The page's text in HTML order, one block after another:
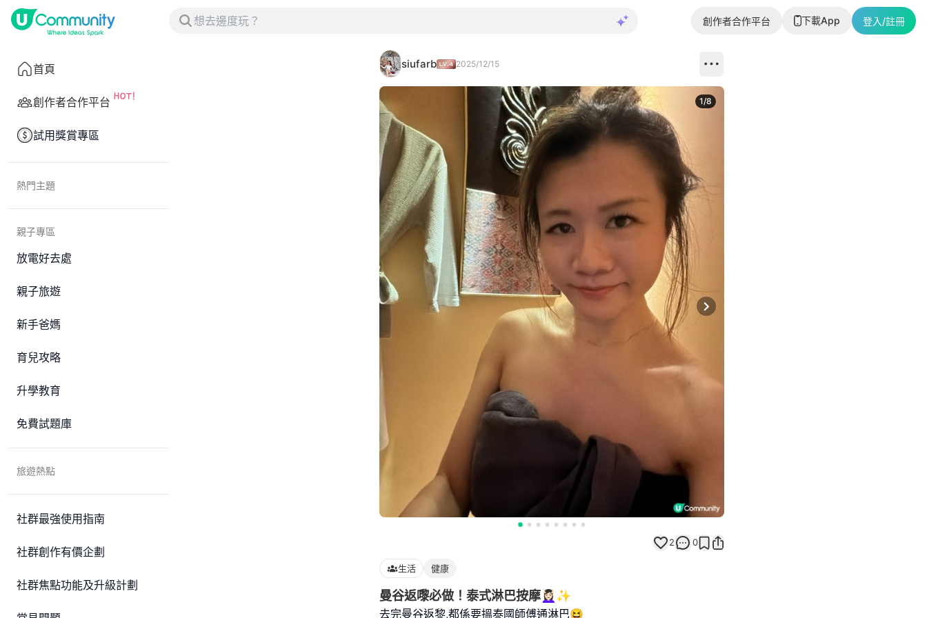
創作者合作平台 下載App 登入/註冊
首頁
創作者合作平台
試用獎賞專區
熱門主題
親子專區
放電好去處
親子旅遊
新手爸媽
育兒攻略
升學教育
免費試題庫
旅遊熱點
社群最強使用指南
社群創作有價企劃
社群焦點功能及升級計劃
siufarb 2025/12/15
Next slide
1/8
2 0
生活 健康
曼谷返嚟必做！泰式淋巴按摩💆🏻‍♀️✨
去完曼谷返黎,都係要搵泰國師傅通淋巴😆